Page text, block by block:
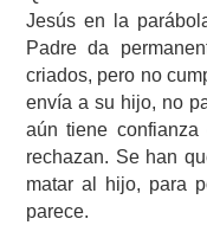
Jesús en la
Padre da
criados, pero no
envía a su hijo, no
aún tiene
rechazan. Se han
matar al hijo, para
parece.